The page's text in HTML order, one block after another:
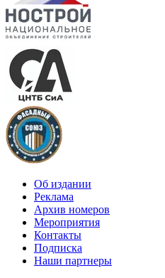
Об издании
Реклама
Архив номеров
Мероприятия
Контакты
Подписка
Наши партнеры